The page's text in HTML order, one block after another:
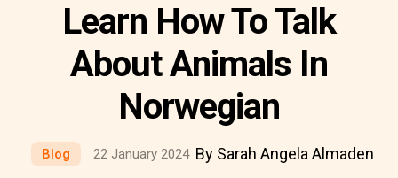
Learn How To Talk
About Animals In
Norwegian
Blog 22 January 2024 By Sarah Angela Almaden